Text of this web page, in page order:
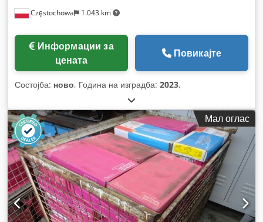
Częstochowa 1.043 km
цената
Повикајте
Состојба: ново, Година на изградба: 2023,
Мал оглас